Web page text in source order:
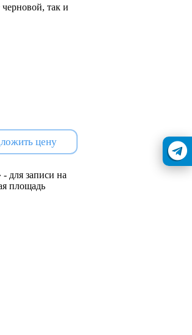
так и
цену
для записи на
площадь